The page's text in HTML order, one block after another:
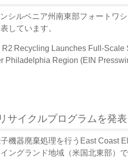
シルベニア州南東部フォートワ
しています。
Recycling Launches
Philadelphia Region (EIN
サイクルプログラムを発表
機器廃棄処理を行うEast Coast
ングランド地域（米国北東部）